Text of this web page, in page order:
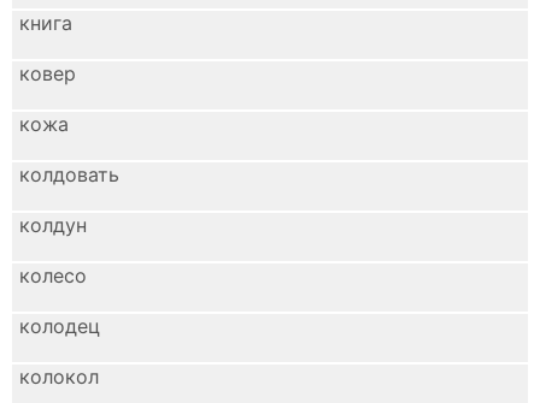
книга
ковер
кожа
колдовать
колдун
колесо
колодец
колокол